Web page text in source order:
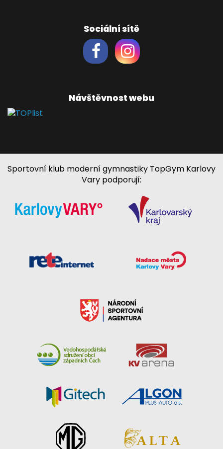
Sociální sítě
Návštěvnost webu
Sportovní klub moderní gymnastiky TopGym Karlovy
Vary podporují: